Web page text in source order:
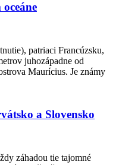
patriaci Francúzsku,
juhozápadne od
Maurícius. Je známy
a Slovensko
záhadou tie tajomné